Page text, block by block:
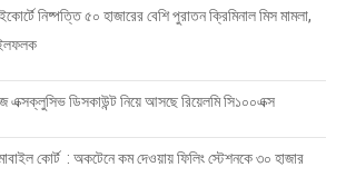
নিষ্পত্তি ৫০ হাজারের বেশি পুরাতন ক্রিমিনাল মিস মামলা,
এক্সক্লুসিভ ডিসকাউন্ট নিয়ে আসছে রিয়েলমি সি১০০এক্স
কোর্ট : অকটেনে কম দেওয়ায় ফিলিং স্টেশনকে ৩০ হাজার